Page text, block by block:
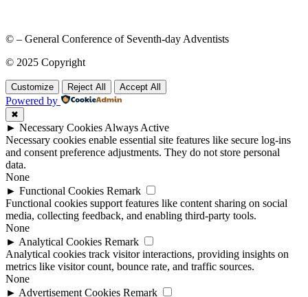
© – General Conference of Seventh-day Adventists
© 2025 Copyright
Customize Reject All Accept All
Powered by
✖
► Necessary Cookies Always Active
Necessary cookies enable essential site features like secure log-ins
and consent preference adjustments. They do not store personal
data.
None
► Functional Cookies Remark
Functional cookies support features like content sharing on social
media, collecting feedback, and enabling third-party tools.
None
► Analytical Cookies Remark
Analytical cookies track visitor interactions, providing insights on
metrics like visitor count, bounce rate, and traffic sources.
None
► Advertisement Cookies Remark